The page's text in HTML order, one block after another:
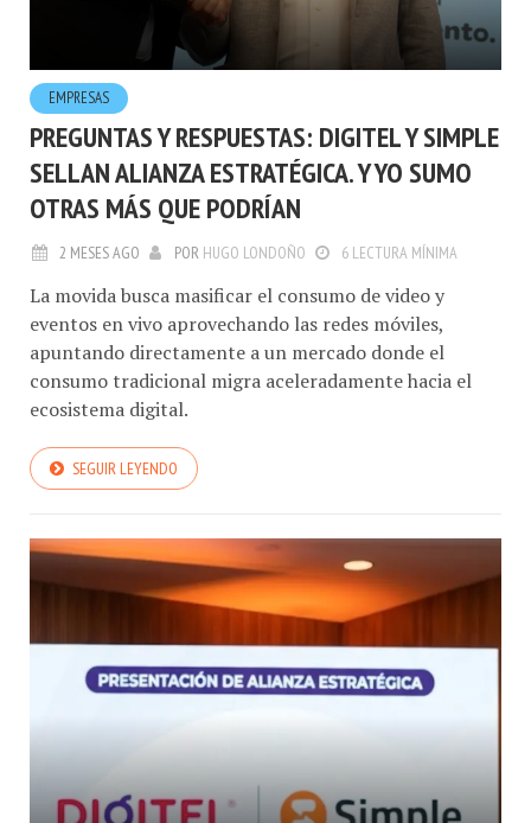
EMPRESAS
PREGUNTAS Y RESPUESTAS: DIGITEL Y SIMPLE
SELLAN ALIANZA ESTRATÉGICA. Y YO SUMO
OTRAS MÁS QUE PODRÍAN
2 MESES AGO POR HUGO LONDOÑO 6 LECTURA MÍNIMA
La movida busca masificar el consumo de video y
eventos en vivo aprovechando las redes móviles,
apuntando directamente a un mercado donde el
consumo tradicional migra aceleradamente hacia el
ecosistema digital.
SEGUIR LEYENDO